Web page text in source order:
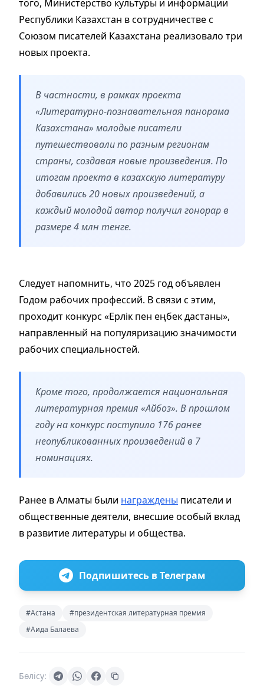
того, Министерство культуры и информации
Республики Казахстан в сотрудничестве с
Союзом писателей Казахстана реализовало три
новых проекта.
В частности, в рамках проекта
«Литературно-познавательная панорама
Казахстана» молодые писатели
путешествовали по разным регионам
страны, создавая новые произведения. По
итогам проекта в казахскую литературу
добавились 20 новых произведений, а
каждый молодой автор получил гонорар в
размере 4 млн тенге.
Следует напомнить, что 2025 год объявлен
Годом рабочих профессий. В связи с этим,
проходит конкурс «Ерлік пен еңбек дастаны»,
направленный на популяризацию значимости
рабочих специальностей.
Кроме того, продолжается национальная
литературная премия «Айбоз». В прошлом
году на конкурс поступило 176 ранее
неопубликованных произведений в 7
номинациях.
Ранее в Алматы были награждены писатели и
общественные деятели, внесшие особый вклад
в развитие литературы и общества.
Подпишитесь в Телеграм
#Астана
#президентская литературная премия
#Аида Балаева
Бөлісу: